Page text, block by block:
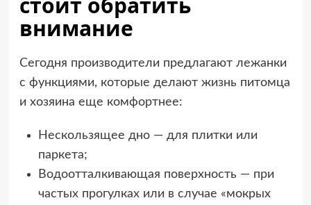
внимание
Сегодня производители предлагают лежанки
с функциями, которые делают жизнь питомца
и хозяина еще комфортнее:
Нескользящее дно — для плитки или
паркета;
Водоотталкивающая поверхность — при
частых прогулках или в случае «мокрых